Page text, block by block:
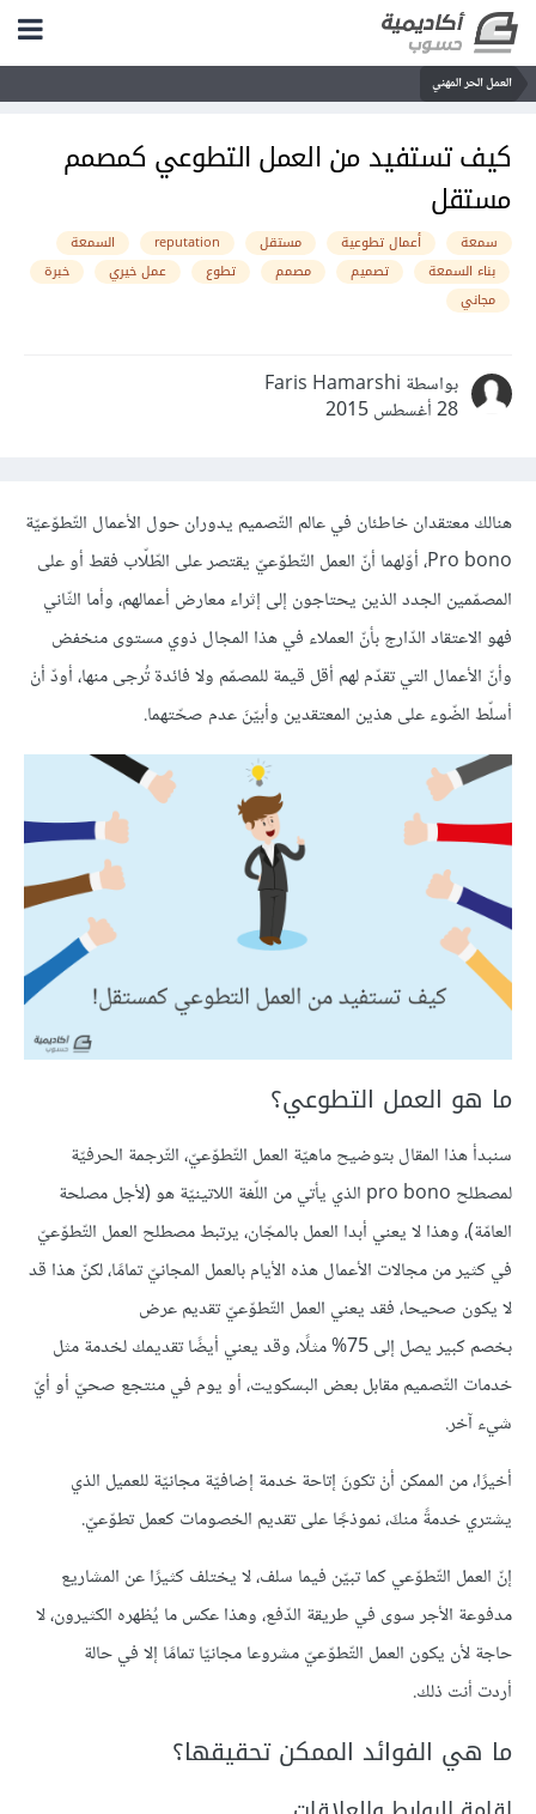
العمل الحر المهني
كيف تستفيد من العمل التطوعي كمصمم
مستقل
سمعة أعمال تطوعية مستقل reputation
السمعة
بناء السمعة
تصميم مصمم تطوع عمل خيري
خبرة
مجاني
بواسطة Faris Hamarshi
28 أغسطس 2015
هنالك معتقدان خاطئان في عالم التّصميم يدوران حول الأعمال التّطوّعيّة
Pro bono، أوّلهما أنّ العمل التّطوّعيّ يقتصر على الطّلّاب فقط أو على
المصمّمين الجدد الذين يحتاجون إلى إثراء معارض أعمالهم، وأما الثّاني
فهو الاعتقاد الدّارج بأنّ العملاء في هذا المجال ذوي مستوى منخفض
وأنّ الأعمال التي تقدّم لهم أقل قيمة للمصمّم ولا فائدة تُرجى منها، أودّ أنْ
أسلّط الضّوء على هذين المعتقدين وأبيّنَ عدم صحّتهما.
ما هو العمل التطوعي؟
سنبدأ هذا المقال بتوضيح ماهيّة العمل التّطوّعيّ، التّرجمة الحرفيّة
لمصطلح pro bono الذي يأتي من اللّغة اللاتينيّة هو (لأجل مصلحة
العامّة)، وهذا لا يعني أبدا العمل بالمجّان، يرتبط مصطلح العمل التّطوّعيّ
في كثير من مجالات الأعمال هذه الأيام بالعمل المجانيّ تمامًا، لكنّ هذا قد
لا يكون صحيحا، فقد يعني العمل التّطوّعيّ تقديم عرض
بخصم كبير يصل إلى 75% مثلًا، وقد يعني أيضًا تقديمك لخدمة مثل
خدمات التّصميم مقابل بعض البسكويت، أو يوم في منتجع صحيّ أو أيّ
شيء آخر.
أخيرًا، من الممكن أنْ تكونَ إتاحة خدمة إضافيّة مجانيّة للعميل الذي
يشتري خدمةً منكَ، نموذجًا على تقديم الخصومات كعمل تطوّعيّ.
إنّ العمل التّطوّعي كما تبيّن فيما سلف، لا يختلف كثيرًا عن المشاريع
مدفوعة الأجر سوى في طريقة الدّفع، وهذا عكس ما يُظهره الكثيرون، لا
حاجة لأن يكون العمل التّطوّعيّ مشروعا مجانيّا تمامًا إلا في حالة
أردت أنت ذلك.
ما هي الفوائد الممكن تحقيقها؟